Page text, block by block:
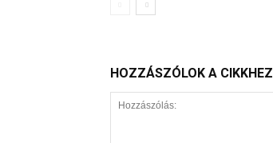
HOZZÁSZÓLOK A CIKKHEZ